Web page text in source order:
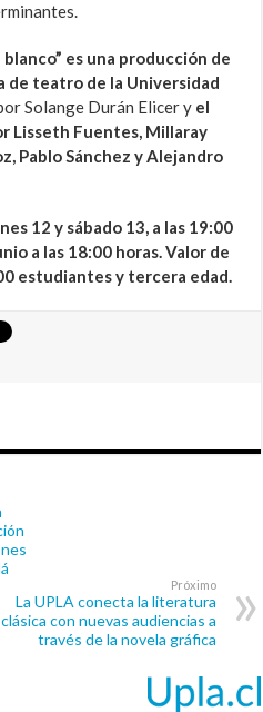
es una producción de
de teatro de la Universidad
Solange Durán Elicer y el
Lisseth Fuentes, Millaray
Pablo Sánchez y Alejandro
12 y sábado 13, a las 19:00
a las 18:00 horas. Valor de
estudiantes y tercera edad.
Próximo
La UPLA conecta la literatura
clásica con nuevas audiencias a
través de la novela gráfica